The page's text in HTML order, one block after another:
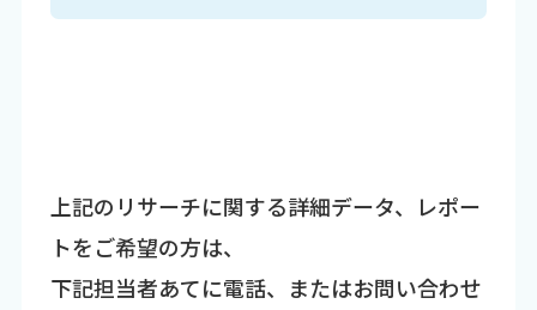
上記のリサーチに関する詳細データ、レポー
トをご希望の方は、
下記担当者あてに電話、またはお問い合わせ